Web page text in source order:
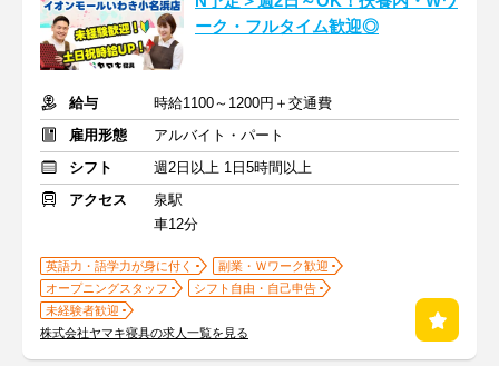
ーク・フルタイム歓迎◎
給与
時給1100～1200円＋交通費
雇用形態
アルバイト・パート
シフト
週2日以上 1日5時間以上
アクセス
泉駅
車12分
英語力・語学力が身に付く
副業・Ｗワーク歓迎
オープニングスタッフ
シフト自由・自己申告
未経験者歓迎
株式会社ヤマキ寝具の求人一覧を見る